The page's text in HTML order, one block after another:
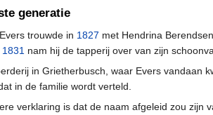
generatie
trouwde in 1827 met Hendrina
1831 nam hij de tapperij over van zijn
in Grietherbusch, waar Evers vandaan
in de familie wordt verteld.
verklaring is dat de naam afgeleid zou zijn